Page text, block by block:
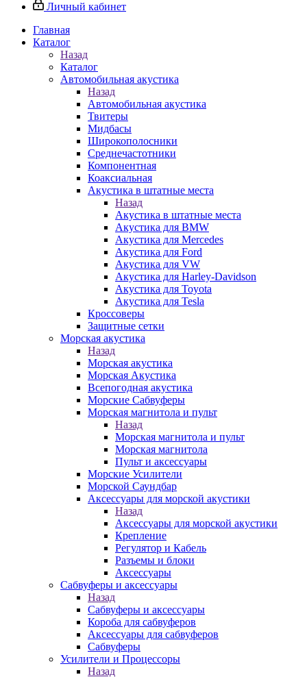
Личный кабинет
Главная
Каталог
Назад
Каталог
Автомобильная акустика
Назад
Автомобильная акустика
Твитеры
Мидбасы
Широкополосники
Среднечастотники
Компонентная
Коаксиальная
Акустика в штатные места
Назад
Акустика в штатные места
Акустика для BMW
Акустика для Mercedes
Акустика для Ford
Акустика для VW
Акустика для Harley-Davidson
Акустика для Toyota
Акустика для Tesla
Кроссоверы
Защитные сетки
Морская акустика
Назад
Морская акустика
Морская Акустика
Всепогодная акустика
Морские Сабвуферы
Морская магнитола и пульт
Назад
Морская магнитола и пульт
Морская магнитола
Пульт и аксессуары
Морские Усилители
Морской Cаундбар
Аксессуары для морской акустики
Назад
Аксессуары для морской акустики
Крепление
Регулятор и Кабель
Разъемы и блоки
Аксессуары
Сабвуферы и аксессуары
Назад
Сабвуферы и аксессуары
Короба для сабвуферов
Аксессуары для сабвуферов
Сабвуферы
Усилители и Процессоры
Назад